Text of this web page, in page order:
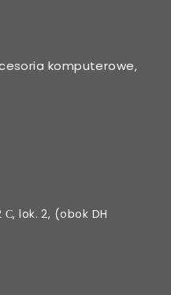
komputerowe,
lok. 2, (obok DH